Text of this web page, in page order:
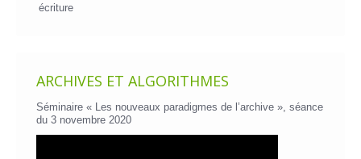
écriture
ARCHIVES ET ALGORITHMES
Séminaire « Les nouveaux paradigmes de l’archive », séance
du 3 novembre 2020